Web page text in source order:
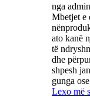
nga
Mbetjet e
ato kanë
të
dhe
shpesh
gunga
Lexo më